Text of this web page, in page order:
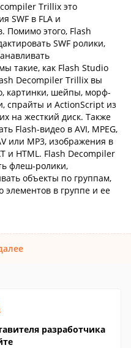
Trillix это
SWF в FLA и
Помимо этого, Flash
SWF ролики,
такие, как Flash Studio
Decompiler Trillix вы
картинки, шейпы, морф-
спрайты и ActionScript из
на жесткий диск. Также
Flash-видео в AVI, MPEG,
или MP3, изображения в
и HTML. Flash Decompiler
флеш-ролики,
объекты по группам,
элементов в группе и ее
разработчика